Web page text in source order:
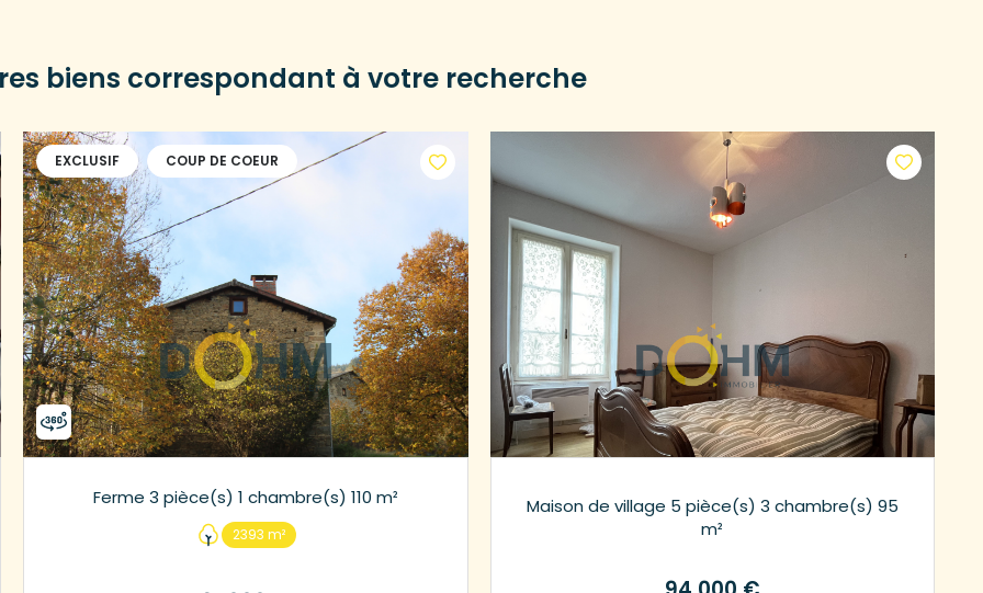
biens correspondant à votre recherche
EXCLUSIF COUP DE COEUR
Ferme 3 pièce(s) 1 chambre(s) 110 m²
2393 m²
Maison de village 5 pièce(s) 3 chambre(s) 95
m²